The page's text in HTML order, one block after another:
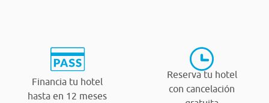
Financia tu hotel
hasta en 12 meses
Reserva tu hotel
con cancelación